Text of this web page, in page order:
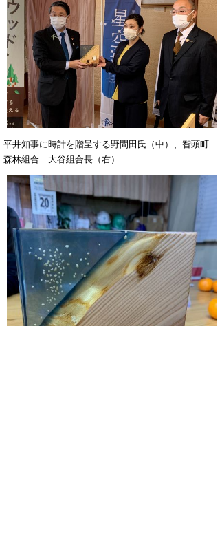
平井知事に時計を贈呈する野間田氏（中）、智頭町
森林組合 大谷組合長（右）